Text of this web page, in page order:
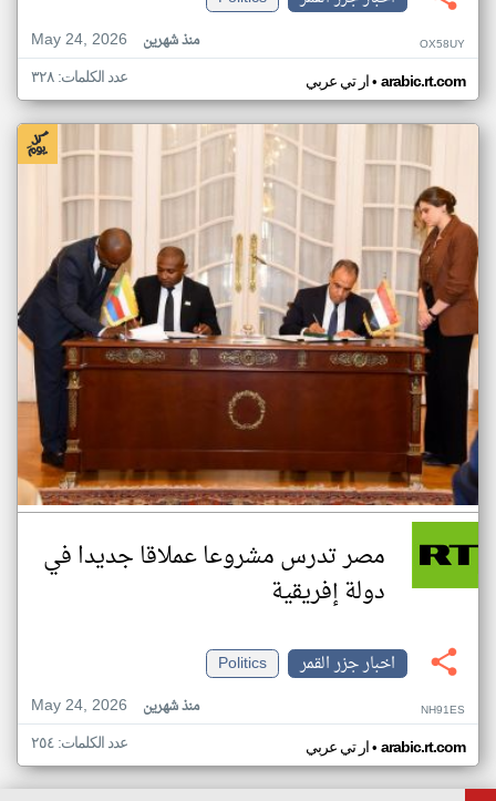
May 24, 2026
منذ شهرين OX58UY
ار تي عربي• arabic.rt.com عدد الكلمات: ٣٢٨
مصر تدرس مشروعا عملاقا جديدا في
دولة إفريقية
اخبار جزر القمر
Politics
May 24, 2026
منذ شهرين NH91ES
ار تي عربي• arabic.rt.com عدد الكلمات: ٢٥٤